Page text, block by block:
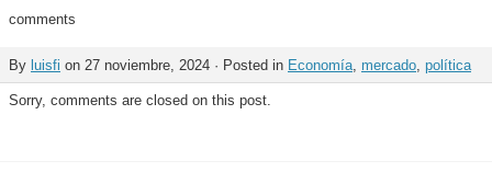
comments
By luisfi on 27 noviembre, 2024 · Posted in Economía mercado política
Sorry, comments are closed on this post.